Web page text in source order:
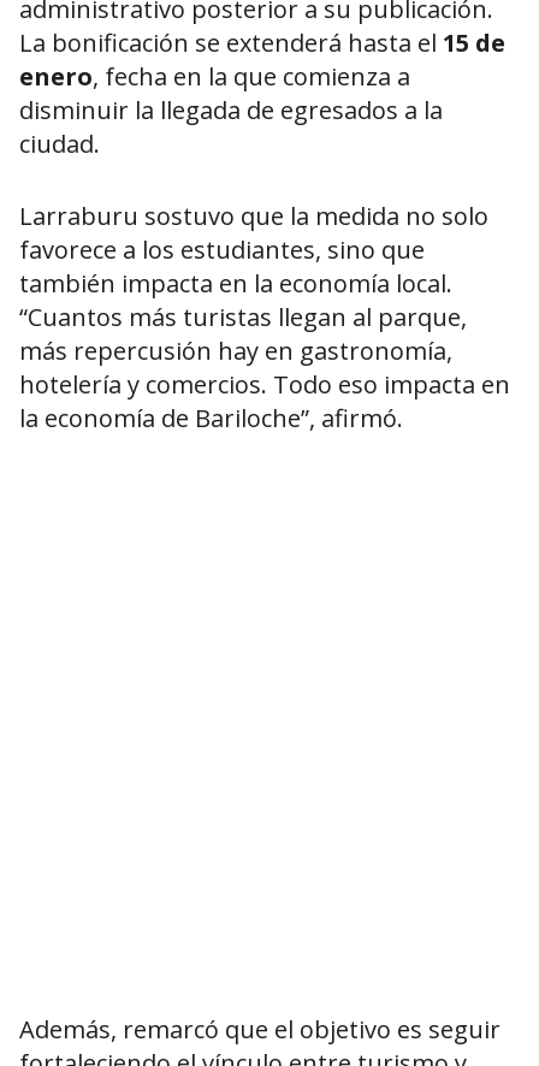
administrativo posterior a su publicación.
La bonificación se extenderá hasta el 15 de
enero, fecha en la que comienza a
disminuir la llegada de egresados a la
ciudad.
Larraburu sostuvo que la medida no solo
favorece a los estudiantes, sino que
también impacta en la economía local.
“Cuantos más turistas llegan al parque,
más repercusión hay en gastronomía,
hotelería y comercios. Todo eso impacta en
la economía de Bariloche”, afirmó.
Además, remarcó que el objetivo es seguir